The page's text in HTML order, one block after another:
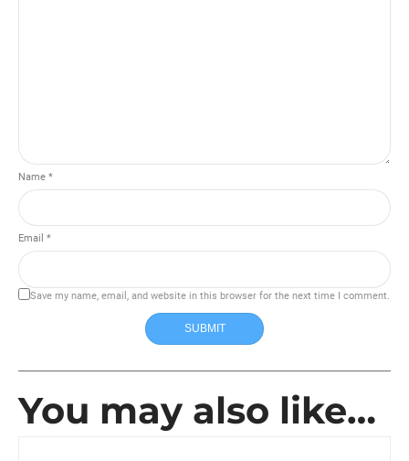
Name *
Email *
Save my name, email, and website in this browser for the next time I comment.
SUBMIT
You may also like…